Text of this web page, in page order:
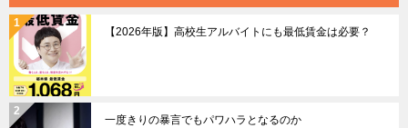
【2026年版】高校生アルバイトにも最低賃金は必要？
一度きりの暴言でもパワハラとなるのか